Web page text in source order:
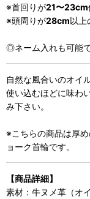
※首回りが21〜23cm
※頭周りが28cm以上
◎ネーム入れも可能で
自然な風合いのオイ
使い込むほどに味わ
み下さい。
※こちらの商品は厚
ョーク首輪です。
【商品詳細】
素材：牛ヌメ革（